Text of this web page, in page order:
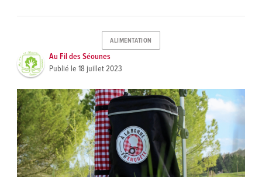
ALIMENTATION
Au Fil des Séounes
Publié le 18 juillet 2023